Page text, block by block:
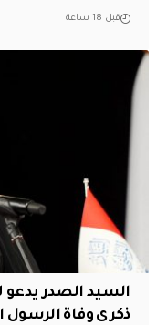
قبل 18 ساعة
السيد الصدر يدعو
ذكرى وفاة